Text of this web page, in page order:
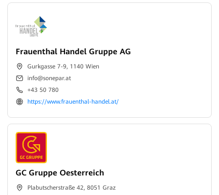
Frauenthal Handel Gruppe AG
Gurkgasse 7-9, 1140 Wien
info@sonepar.at
+43 50 780
https://www.frauenthal-handel.at/
GC Gruppe Oesterreich
Plabutscherstraße 42, 8051 Graz